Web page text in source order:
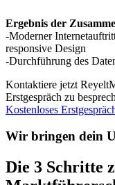
Ergebnis der
-Moderner
responsive Design
-Durchführung des
Kontaktiere jetzt
Erstgespräch zu
Kostenloses
Wir bringen dein
Die 3 Schritte